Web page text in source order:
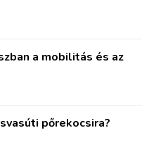
a mobilitás és az
pőrekocsira?